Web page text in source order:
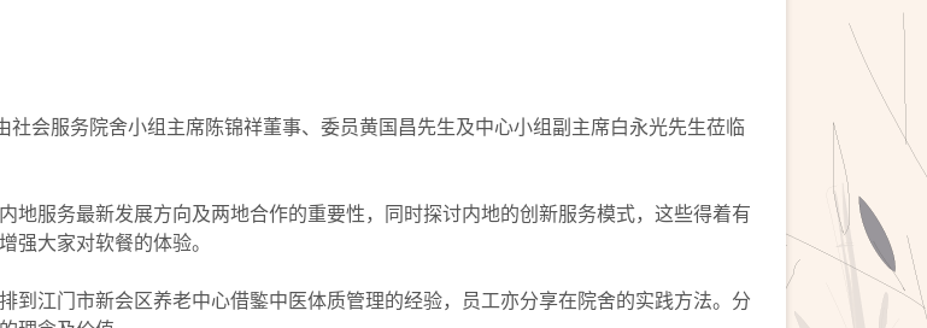
会服务院舍小组主席陈锦祥董事、委员黄国昌先生及中心小组副主席白永光先生莅临
地服务最新发展方向及两地合作的重要性，同时探讨内地的创新服务模式，这些得着有
强大家对软餐的体验。
江门市新会区养老中心借鍳中医体质管理的经验，员工亦分享在院舍的实践方法。分